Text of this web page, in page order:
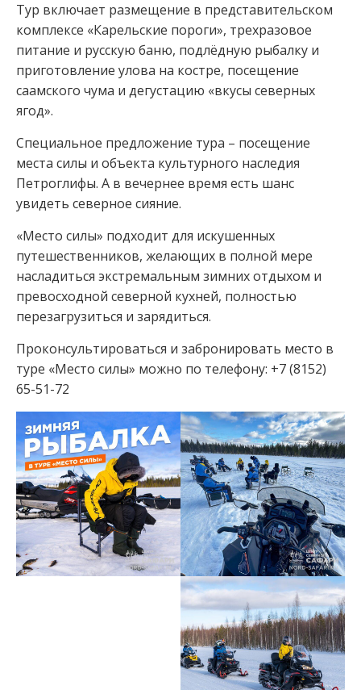
Тур включает размещение в представительском
комплексе «Карельские пороги», трехразовое
питание и русскую баню, подлёдную рыбалку и
приготовление улова на костре, посещение
саамского чума и дегустацию «вкусы северных
ягод».
Специальное предложение тура – посещение
места силы и объекта культурного наследия
Петроглифы. А в вечернее время есть шанс
увидеть северное сияние.
«Место силы» подходит для искушенных
путешественников, желающих в полной мере
насладиться экстремальным зимних отдыхом и
превосходной северной кухней, полностью
перезагрузиться и зарядиться.
Проконсультироваться и забронировать место в
туре «Место силы» можно по телефону⁣⁣⁣⁣: +7 (8152)
65-51-72⁣⁣